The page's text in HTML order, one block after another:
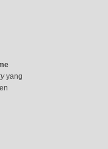
yang